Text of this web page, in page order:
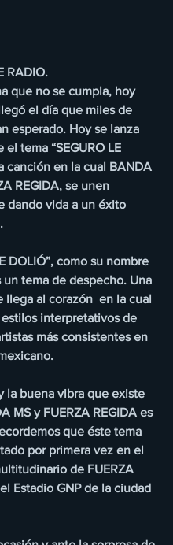
RADIO.
que no se cumpla, hoy
el día que miles de
esperado. Hoy se lanza
tema “SEGURO LE
canción en la cual BANDA
REGIDA, se unen
dando vida a un éxito
DOLIÓ”, como su nombre
un tema de despecho. Una
llega al corazón  en la cual
interpretativos de
más consistentes en
la buena vibra que existe
MS y FUERZA REGIDA es
que éste tema
por primera vez en el
de FUERZA
Estadio GNP de la ciudad